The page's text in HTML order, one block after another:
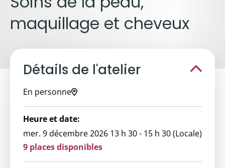
maquillage et cheveux
Détails de l'atelier
En personne
Heure et date:
mer. 9 décembre 2026 13 h 30 - 15 h 30 (Locale)
9 places disponibles